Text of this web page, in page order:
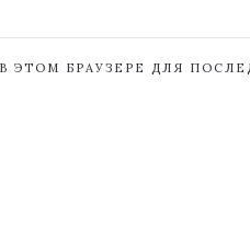
ЭТОМ БРАУЗЕРЕ ДЛЯ